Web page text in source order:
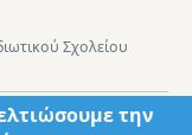
Σχολείου
την